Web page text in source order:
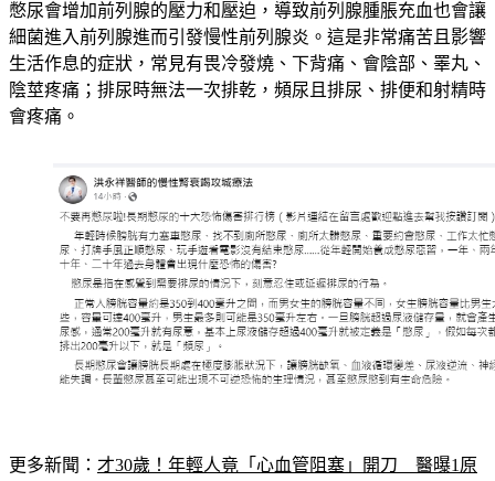
細菌進入前列腺進而引發慢性前列腺炎。這是非常痛苦且影響
生活作息的症狀，常見有畏冷發燒、下背痛、會陰部、睪丸、
陰莖疼痛；排尿時無法一次排乾，頻尿且排尿、排便和射精時
會疼痛。
因：沒三高也會